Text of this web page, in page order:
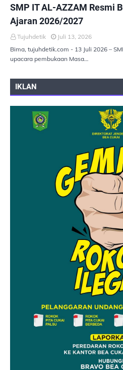
SMP IT AL-AZZAM Resmi
Ajaran 2026/2027
Tujuhdetik
Juli 13, 2026
Bima, tujuhdetik.com - 13 Juli 2026 –
upacara pembukaan Masa…
IKLAN